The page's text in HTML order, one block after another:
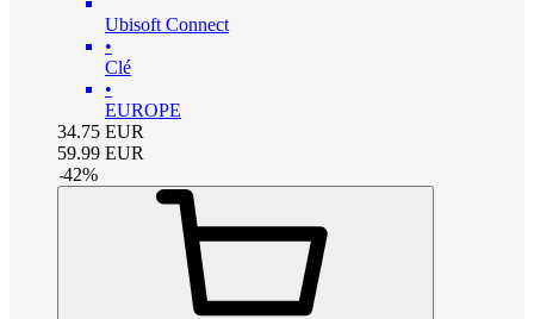
Ubisoft Connect
•
Clé
•
EUROPE
34.75 EUR
59.99 EUR
-42%